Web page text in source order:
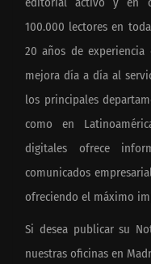
100.000 lectores en
20 años de experiencia
mejora día a día al
los principales
como en
digitales ofrece
comunicados
ofreciendo el máximo
Si desea publicar su
nuestras oficinas en